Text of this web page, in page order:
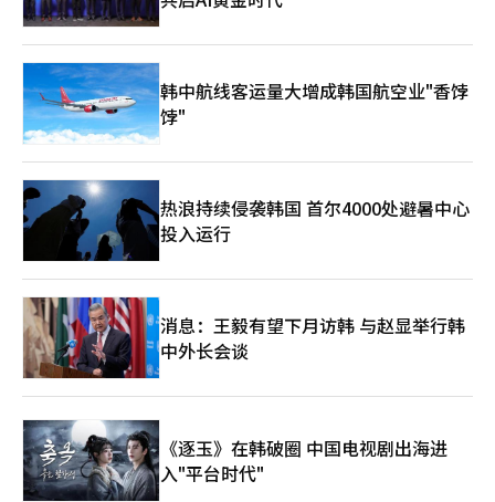
为包容性金融机构做出积极的决策。 另一方面，梅里茨金融对追
加资金支持持谨慎态度。业内人士透露，梅里茨金融在考虑提供桥
被接受。 因此，梅里茨在홈플러스的复苏可能性不确定的情况下，
担心背信争议和股东反对的可能性。尤其是如果追加贷款导致不良
贷款，可能会引发管理层责任问题，因此要求MBK伙伴提供连带担
保等安全措施。 作为替代方案，홈플러스提出对信托房地产的次级
收益权质权设定，但梅里茨未接受，谈判未见进展。※ 本报道经
人工智能（AI）系统翻译与编辑。
韩中航线客运量大增成韩国航空业"香饽
饽"
热浪持续侵袭韩国 首尔4000处避暑中心
投入运行
消息：王毅有望下月访韩 与赵显举行韩
中外长会谈
《逐玉》在韩破圈 中国电视剧出海进
入"平台时代"